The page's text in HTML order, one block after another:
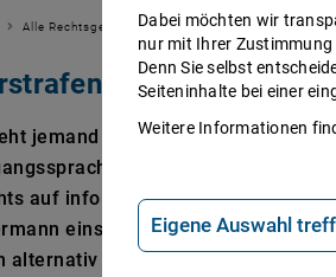
Alle Rechtsgebiete Strafrecht: Alle Infos und
Wer
jemand eine Straftat, wird
auch als
auf informationelle
einsehen. Will doch einmal
alternativ ein polizeiliches
Dabei möchten wir
nur mit Ihrer Zustimmung
Denn Sie selbst
Seiteninhalte bei einer
Weitere Informationen
Eigene Auswahl